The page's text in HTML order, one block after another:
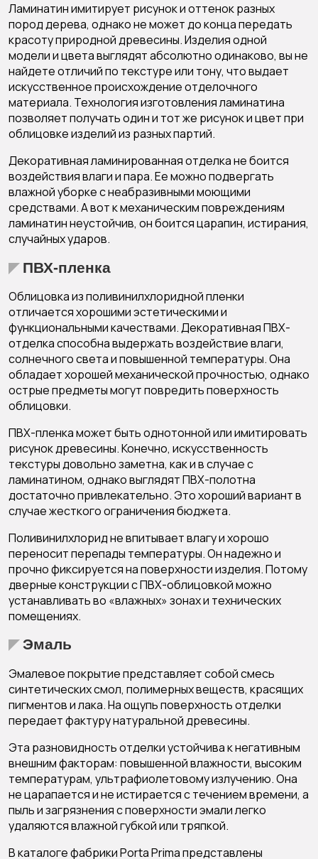
Ламинатин имитирует рисунок и оттенок разных
пород дерева, однако не может до конца передать
красоту природной древесины. Изделия одной
модели и цвета выглядят абсолютно одинаково, вы не
найдете отличий по текстуре или тону, что выдает
искусственное происхождение отделочного
материала. Технология изготовления ламинатина
позволяет получать один и тот же рисунок и цвет при
облицовке изделий из разных партий.
Декоративная ламинированная отделка не боится
воздействия влаги и пара. Ее можно подвергать
влажной уборке с неабразивными моющими
средствами. А вот к механическим повреждениям
ламинатин неустойчив, он боится царапин, истирания,
случайных ударов.
ПВХ-пленка
Облицовка из поливинилхлоридной пленки
отличается хорошими эстетическими и
функциональными качествами. Декоративная ПВХ-
отделка способна выдержать воздействие влаги,
солнечного света и повышенной температуры. Она
обладает хорошей механической прочностью, однако
острые предметы могут повредить поверхность
облицовки.
ПВХ-пленка может быть однотонной или имитировать
рисунок древесины. Конечно, искусственность
текстуры довольно заметна, как и в случае с
ламинатином, однако выглядят ПВХ-полотна
достаточно привлекательно. Это хороший вариант в
случае жесткого ограничения бюджета.
Поливинилхлорид не впитывает влагу и хорошо
переносит перепады температуры. Он надежно и
прочно фиксируется на поверхности изделия. Потому
дверные конструкции с ПВХ-облицовкой можно
устанавливать во «влажных» зонах и технических
помещениях.
Эмаль
Эмалевое покрытие представляет собой смесь
синтетических смол, полимерных веществ, красящих
пигментов и лака. На ощупь поверхность отделки
передает фактуру натуральной древесины.
Эта разновидность отделки устойчива к негативным
внешним факторам: повышенной влажности, высоким
температурам, ультрафиолетовому излучению. Она
не царапается и не истирается с течением времени, а
пыль и загрязнения с поверхности эмали легко
удаляются влажной губкой или тряпкой.
В каталоге фабрики Porta Prima представлены